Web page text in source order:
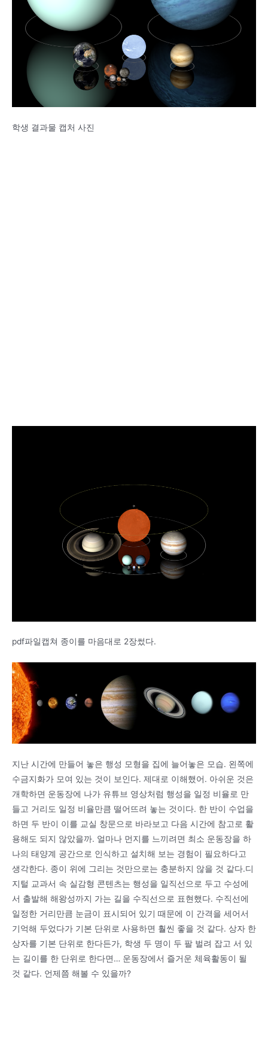
학생 결과물 캡처 사진
pdf파일캡쳐 종이를 마음대로 2장썼다.
지난 시간에 만들어 놓은 행성 모형을 집에 늘어놓은 모습. 왼쪽에
수금지화가 모여 있는 것이 보인다. 제대로 이해했어. 아쉬운 것은
개학하면 운동장에 나가 유튜브 영상처럼 행성을 일정 비율로 만
들고 거리도 일정 비율만큼 떨어뜨려 놓는 것이다. 한 반이 수업을
하면 두 반이 이를 교실 창문으로 바라보고 다음 시간에 참고로 활
용해도 되지 않았을까. 얼마나 먼지를 느끼려면 최소 운동장을 하
나의 태양계 공간으로 인식하고 설치해 보는 경험이 필요하다고
생각한다. 종이 위에 그리는 것만으로는 충분하지 않을 것 같다.디
지털 교과서 속 실감형 콘텐츠는 행성을 일직선으로 두고 수성에
서 출발해 해왕성까지 가는 길을 수직선으로 표현했다. 수직선에
일정한 거리만큼 눈금이 표시되어 있기 때문에 이 간격을 세어서
기억해 두었다가 기본 단위로 사용하면 훨씬 좋을 것 같다. 상자 한
상자를 기본 단위로 한다든가, 학생 두 명이 두 팔 벌려 잡고 서 있
는 길이를 한 단위로 한다면… 운동장에서 즐거운 체육활동이 될
것 같다. 언제쯤 해볼 수 있을까?